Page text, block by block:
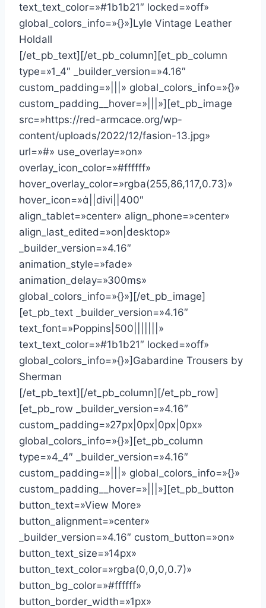
text_text_color=»#1b1b21″ locked=»off»
global_colors_info=»{}»]Lyle Vintage Leather
Holdall
[/et_pb_text][/et_pb_column][et_pb_column
type=»1_4″ _builder_version=»4.16″
custom_padding=»|||» global_colors_info=»{}»
custom_padding__hover=»|||»][et_pb_image
src=»https://red-armcace.org/wp-
content/uploads/2022/12/fasion-13.jpg»
url=»#» use_overlay=»on»
overlay_icon_color=»#ffffff»
hover_overlay_color=»rgba(255,86,117,0.73)»
hover_icon=»||divi||400″
align_tablet=»center» align_phone=»center»
align_last_edited=»on|desktop»
_builder_version=»4.16″
animation_style=»fade»
animation_delay=»300ms»
global_colors_info=»{}»][/et_pb_image]
[et_pb_text _builder_version=»4.16″
text_font=»Poppins|500|||||||»
text_text_color=»#1b1b21″ locked=»off»
global_colors_info=»{}»]Gabardine Trousers by
Sherman
[/et_pb_text][/et_pb_column][/et_pb_row]
[et_pb_row _builder_version=»4.16″
custom_padding=»27px|0px|0px|0px»
global_colors_info=»{}»][et_pb_column
type=»4_4″ _builder_version=»4.16″
custom_padding=»|||» global_colors_info=»{}»
custom_padding__hover=»|||»][et_pb_button
button_text=»View More»
button_alignment=»center»
_builder_version=»4.16″ custom_button=»on»
button_text_size=»14px»
button_text_color=»rgba(0,0,0,0.7)»
button_bg_color=»#ffffff»
button_border_width=»1px»